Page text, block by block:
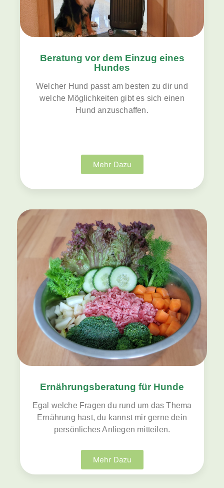
Beratung vor dem Einzug eines
Hundes
Welcher Hund passt am besten zu dir und
welche Möglichkeiten gibt es sich einen
Hund anzuschaffen.
Mehr Dazu
Ernährungsberatung für Hunde
Egal welche Fragen du rund um das Thema
Ernährung hast, du kannst mir gerne dein
persönliches Anliegen mitteilen.
Mehr Dazu